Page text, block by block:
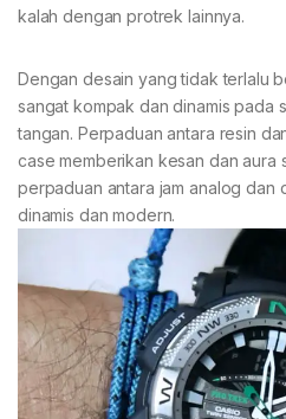
kalah dengan protrek lainnya.
Dengan desain yang tidak terlalu
sangat kompak dan dinamis pada
tangan. Perpaduan antara resin
case memberikan kesan dan aura
perpaduan antara jam analog dan
dinamis dan modern.